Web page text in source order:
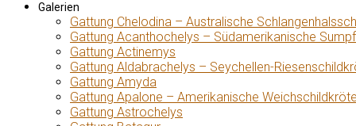
Galerien
Gattung Chelodina – Australische
Gattung Acanthochelys – Südamerikanische
Gattung Actinemys
Gattung Aldabrachelys – Seychellen-
Gattung Amyda
Gattung Apalone – Amerikanische
Gattung Astrochelys